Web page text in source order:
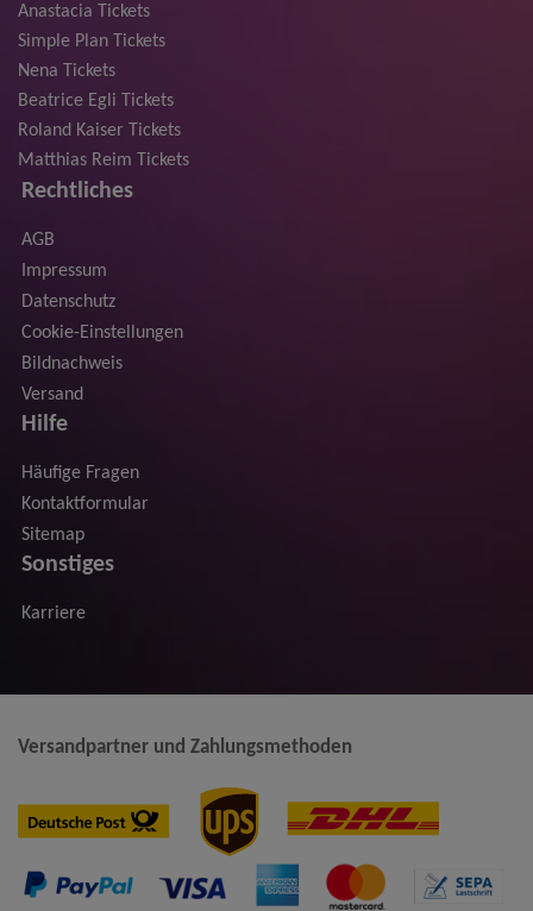
Anastacia Tickets
Simple Plan Tickets
Nena Tickets
Beatrice Egli Tickets
Roland Kaiser Tickets
Matthias Reim Tickets
Rechtliches
AGB
Impressum
Datenschutz
Cookie-Einstellungen
Bildnachweis
Versand
Hilfe
Häufige Fragen
Kontaktformular
Sitemap
Sonstiges
Karriere
Versandpartner und Zahlungsmethoden